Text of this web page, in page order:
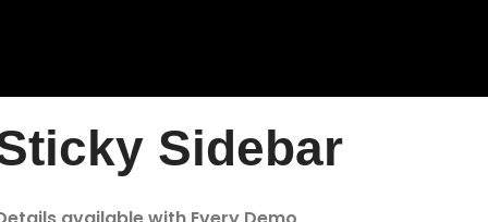
Sidebar